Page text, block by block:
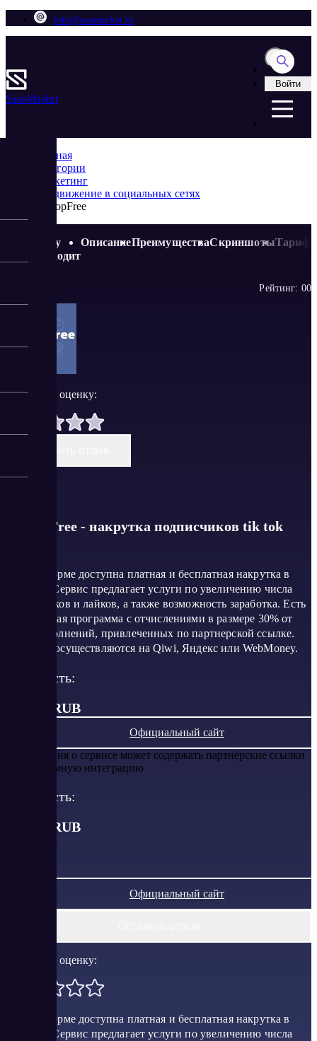
info@saasmarket.ru
SaasMarket
Войти
Главная
Категории
Маркетинг
Продвижение в социальных сетях
TikTopFree
Кому
подходит
ОписаниеПреимуществаСкриншотыТариф
Рейтинг: 00
Поставить оценку:
TikTopFree - накрутка подписчиков tik tok
На платформе доступна платная и бесплатная накрутка в
Тик Ток. Сервис предлагает услуги по увеличению числа
подписчиков и лайков, а также возможность заработка. Есть
реферальная программа с отчислениями в размере 30% от
сумм пополнений, привлеченных по партнерской ссылке.
Выплаты осуществляются на Qiwi, Яндекс или WebMoney.
Стоимость:
от 0.49 RUB
Официальный сайт
Информация о сервисе может содержать партнёрские ссылки
или рекламную интеграцию
Стоимость:
RUB
Официальный сайт
Поставить оценку:
На платформе доступна платная и бесплатная накрутка в
Тик Ток. Сервис предлагает услуги по увеличению числа